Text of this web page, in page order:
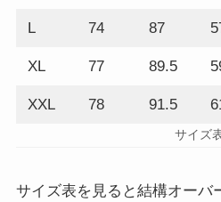
L 74 87
XL 77 89.5
XXL 78 91.5
サイズ
サイズ表を見ると結構オーバ